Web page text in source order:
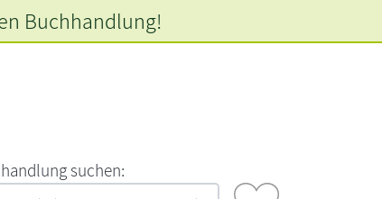
‍s‍u‍c‍h‍e‍n‍:‍
Buchhandlung!